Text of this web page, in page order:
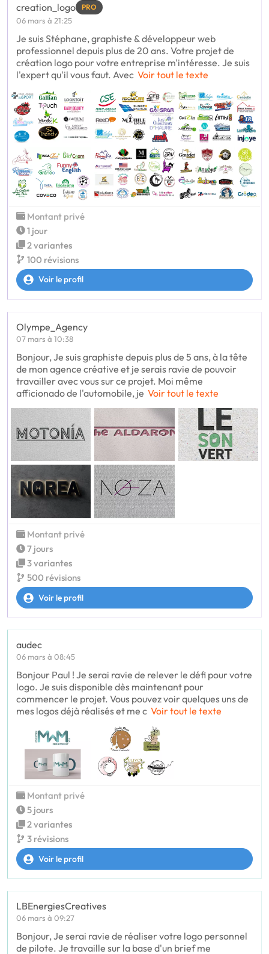
creation_logo PRO
06 mars à 21:25
Je suis Stéphane, graphiste & développeur web
professionnel depuis plus de 20 ans. Votre projet de
création logo pour votre entreprise m'intéresse. Je suis
l'expert qu'il vous faut. Avec Voir tout le texte
Montant privé
1 jour
2 variantes
100 révisions
Voir le profil
Olympe_Agency
07 mars à 10:38
Bonjour, Je suis graphiste depuis plus de 5 ans, à la tête
de mon agence créative et je serais ravie de pouvoir
travailler avec vous sur ce projet. Moi même
afficionado de l'automobile, je Voir tout le texte
Montant privé
7 jours
3 variantes
500 révisions
Voir le profil
audec
06 mars à 08:45
Bonjour Paul ! Je serai ravie de relever le défi pour votre
logo. Je suis disponible dès maintenant pour
commencer le projet. Vous pouvez voir quelques uns de
mes logos déjà réalisés et me c Voir tout le texte
Montant privé
5 jours
2 variantes
3 révisions
Voir le profil
LBEnergiesCreatives
06 mars à 09:27
Bonjour, Je serai ravie de réaliser votre logo personnel
de pilote. Je travaille sur la base d'un brief me